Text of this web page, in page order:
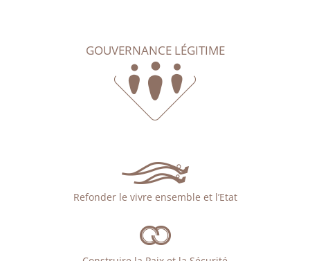
GOUVERNANCE LÉGITIME
Refonder le vivre ensemble et l’Etat